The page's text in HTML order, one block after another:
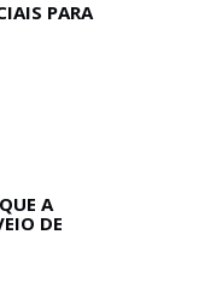
PARA
A
DE